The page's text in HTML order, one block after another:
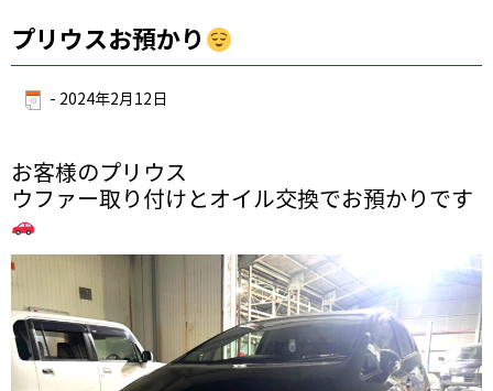
プリウスお預かり
- 2024年2月12日
お客様のプリウス
ウファー取り付けとオイル交換でお預かりです